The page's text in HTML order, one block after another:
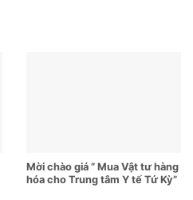
Mời chào giá ” Mua Vật tư hàng
hóa cho Trung tâm Y tế Tứ Kỳ”